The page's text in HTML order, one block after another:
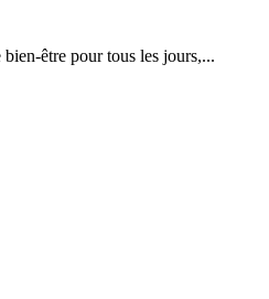
être pour tous les jours,...